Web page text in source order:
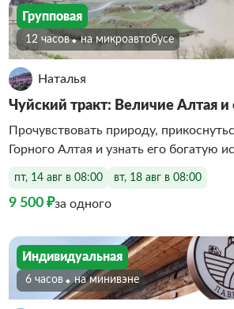
Групповая
12 часов На микроавтобусе
Наталья
Чуйский тракт: Величие Алтая и
Прочувствовать природу,
Горного Алтая и узнать его богатую
пт, 14 авг в 08:00 вт, 18 авг в 08:00
9 500 ₽за одного
Индивидуальная
6 часов На минивэне